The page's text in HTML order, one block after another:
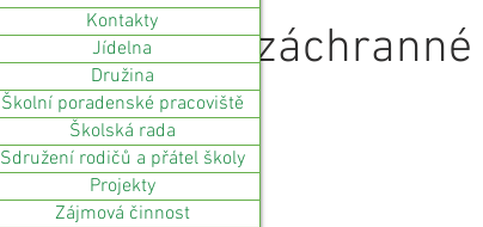
Kontakty
Jídelna
Družina
Školní poradenské pracoviště
Školská rada
Sdružení rodičů a přátel školy
Projekty
Zájmová činnost